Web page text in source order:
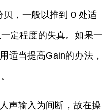
，一般以推到 0 处适
定程度的失真。如果一
适当提高Gain的办法，
声输入为间断，故在操